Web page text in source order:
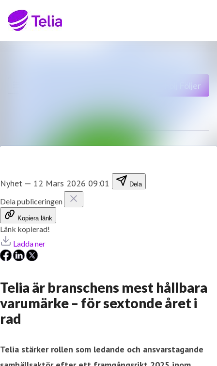
Kontakt
Följer
Nyhet — 12 Mars 2026 09:01 Dela
Dela publiceringen
Kopiera länk
Länk kopierad!
Ladda ner
Telia är branschens mest hållbara
varumärke – för sextonde året i
rad
Telia stärker rollen som ledande och ansvarstagande